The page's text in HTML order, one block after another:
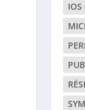
IOS
PUB